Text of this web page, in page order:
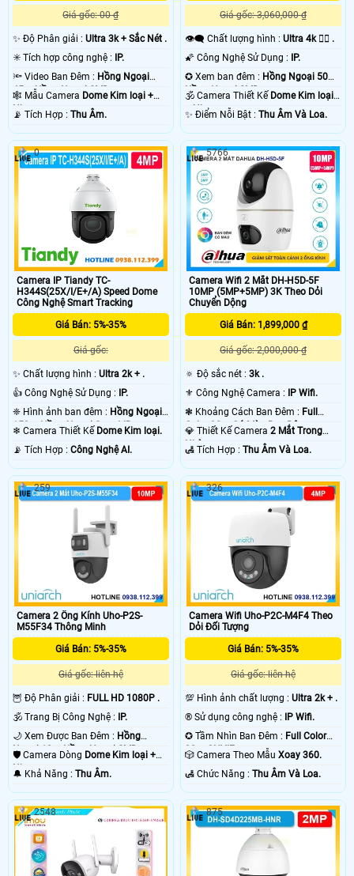
Giá gốc: 00 ₫
✨ Độ Phân giải : Ultra 3k + Sắc Nét .
✳️ Tích hợp công nghệ : IP.
🔦 Video Ban Đêm : Hồng Ngoại
45m Hồng Ngoại SMD.
🕸️ Mẫu Camera Dome Kim loại +
Nhựa.
️📡 Tích Hợp : Thu Âm.
Giá gốc: 3,060,000 ₫
👁️‍🗨 Chất lượng hình :Ultra 4k 👍🏾 .
🌠 Công Nghệ Sử Dụng : IP.
✪ Xem ban đêm : Hồng Ngoại 50m
Hồng Ngoại SMD.
🕉️ Camera Thiết Kế Dome Kim loại
+ Nhựa.
️✨ Điểm Nỗi Bật :Thu Âm Và Loa.
Camera IP Tiandy TC-
H344S(25X/I/E+/A) Speed Dome
Công Nghệ Smart Tracking
Giá Bán: 5%-35%
Giá gốc:
✨ Chất lượng hình : Ultra 2k + .
👍 Công Nghệ Sử Dụng :
IP.
❈ Hình ảnh ban đêm : Hồng Ngoại
150m Hồng Ngoại Smart IR.
❄ Camera Thiết Kế Dome Kim loại.
️📡 Tích Hợp : Công Nghệ AI.
0
Camera Wifi 2 Mắt DH-H5D-5F
10MP (5MP+5MP) 3K Theo Dỏi
Chuyển Dộng
Giá Bán: 1,899,000 ₫
Giá gốc: 2,000,000 ₫
🔅 Độ sắc nét :3k .
⚜️ Công Nghệ Camera :
IP Wifi.
❃ Khoảng Cách Ban Đêm : Full
Color 30m Có Màu Ban Ðêm.
💎 Thiết Kế Camera2 Mắt Trong
Nhà.
️🛃 Tích Hợp :Thu Âm Và Loa.
5766
Camera 2 Ống Kính Uho-P2S-
M55F34 Thông Minh
Giá Bán: 5%-35%
Giá gốc: liên hệ
🦉 Độ Phân giải : FULL HD 1080P .
🕉️ Trang Bị Công Nghệ :
IP.
🌙 Xem Được Ban Đêm : Hồng
Ngoại 10m Hồng Ngoại SMD.
🛡 Camera Dòng Dome Kim loại +
Nhựa.
️🔔 Khả Năng : Thu Âm.
259
Camera Wifi Uho-P2C-M4F4 Theo
Dỏi Đối Tượng
Giá Bán: 5%-35%
Giá gốc: liên hệ
💯 Hình ảnh chất lượng :Ultra 2k + .
®️ Sử dụng công nghệ :
IP Wifi.
✪ Tầm Nhìn Ban Đêm : Full Color
30m ONVIF.
🎲 Camera Theo MẫuXoay 360.
️🛃 Chức Năng :Thu Âm Và Loa.
326
2548 875